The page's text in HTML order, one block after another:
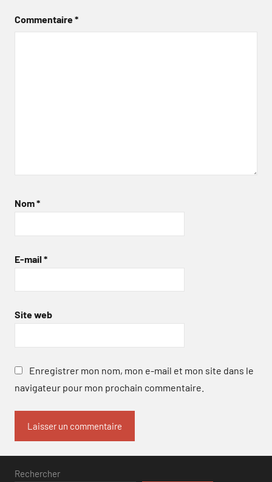
Commentaire*
Nom*
E-mail *
Site web
Enregistrer mon nom, mon e-mail et mon site dans le
navigateur pour mon prochain commentaire.
Rechercher